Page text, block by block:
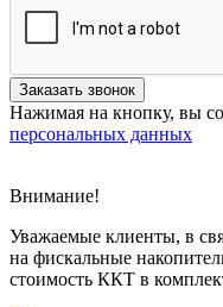
Нажимая на кнопку, вы
персональных данных
Внимание!
Уважаемые клиенты, в
на фискальные
стоимость ККТ в